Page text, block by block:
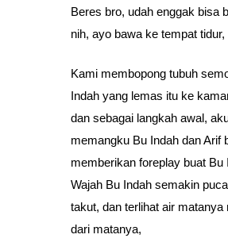
Beres bro, udah enggak bisa
nih, ayo bawa ke tempat tidur,
Kami membopong tubuh
Indah yang lemas itu ke
dan sebagai langkah awal,
memangku Bu Indah dan Arif
memberikan foreplay buat Bu
Wajah Bu Indah semakin
takut, dan terlihat air matanya
dari matanya,